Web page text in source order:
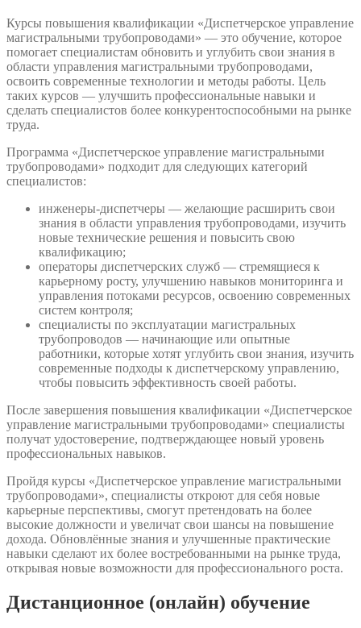
Курсы повышения квалификации «Диспетчерское управление
магистральными трубопроводами» — это обучение, которое
помогает специалистам обновить и углубить свои знания в
области управления магистральными трубопроводами,
освоить современные технологии и методы работы. Цель
таких курсов — улучшить профессиональные навыки и
сделать специалистов более конкурентоспособными на рынке
труда.
Программа «Диспетчерское управление магистральными
трубопроводами» подходит для следующих категорий
специалистов:
инженеры-диспетчеры — желающие расширить свои
знания в области управления трубопроводами, изучить
новые технические решения и повысить свою
квалификацию;
операторы диспетчерских служб — стремящиеся к
карьерному росту, улучшению навыков мониторинга и
управления потоками ресурсов, освоению современных
систем контроля;
специалисты по эксплуатации магистральных
трубопроводов — начинающие или опытные
работники, которые хотят углубить свои знания, изучить
современные подходы к диспетчерскому управлению,
чтобы повысить эффективность своей работы.
После завершения повышения квалификации «Диспетчерское
управление магистральными трубопроводами» специалисты
получат удостоверение, подтверждающее новый уровень
профессиональных навыков.
Пройдя курсы «Диспетчерское управление магистральными
трубопроводами», специалисты откроют для себя новые
карьерные перспективы, смогут претендовать на более
высокие должности и увеличат свои шансы на повышение
дохода. Обновлённые знания и улучшенные практические
навыки сделают их более востребованными на рынке труда,
открывая новые возможности для профессионального роста.
Дистанционное (онлайн) обучение